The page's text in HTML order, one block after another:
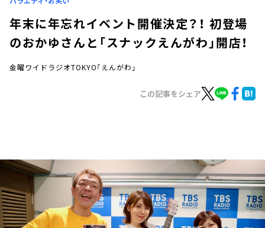
お知らせ
イベント・グッズ
YouTube
会社情報
年末に年忘れイベント開催決定？！ 初登場
のおかゆさんと「スナックえんがわ」開店！
金曜ワイドラジオTOKYO「えんがわ」
この記事をシェア